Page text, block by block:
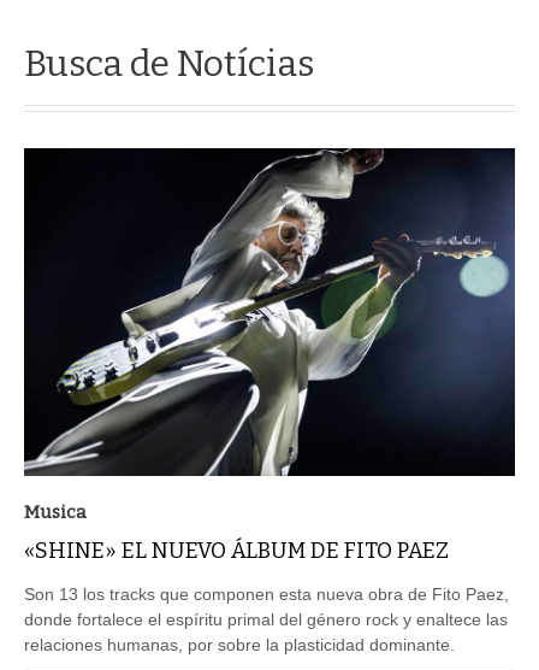
Busca de Notícias
«SHINE» EL NUEVO ÁLBUM DE FITO PAEZ
donde fortalece el espíritu primal del género rock y enaltece las
relaciones humanas, por sobre la plasticidad dominante.